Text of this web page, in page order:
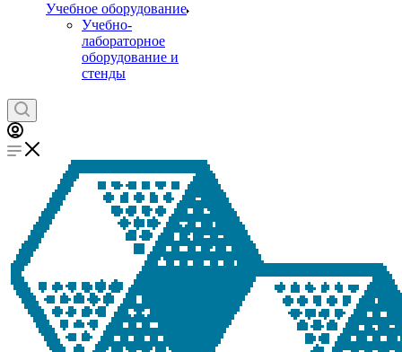
Учебное оборудование
Учебно-
лабораторное
оборудование и
стенды